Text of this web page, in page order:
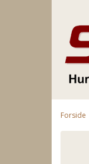
Forside